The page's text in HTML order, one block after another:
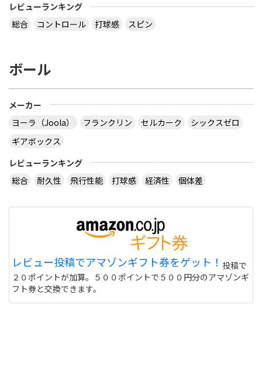
レビューランキング
総合
コントロール 打球感 スピン
ボール
メーカー
ヨーラ（Joola）
フランクリン セルカーク
シックスゼロ
ギアボックス
レビューランキング
総合
耐久性 飛行性能 打球感 経済性 個体差
レビュー投稿でアマゾンギフト券をゲット！ 投稿で
２０ポイントが加算。５００ポイントで５００円分のアマゾンギ
フト券と交換できます。